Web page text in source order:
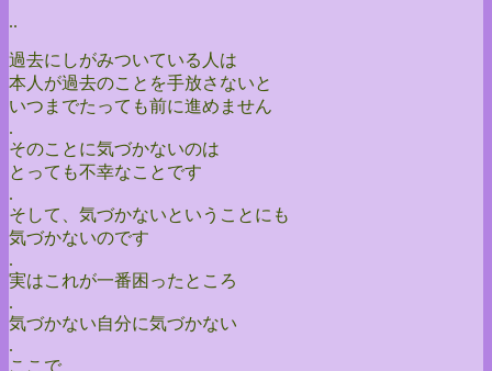
..
過去にしがみついている人は
本人が過去のことを手放さないと
いつまでたっても前に進めません
.
そのことに気づかないのは
とっても不幸なことです
.
そして、気づかないということにも
気づかないのです
.
実はこれが一番困ったところ
.
気づかない自分に気づかない
.
ここで